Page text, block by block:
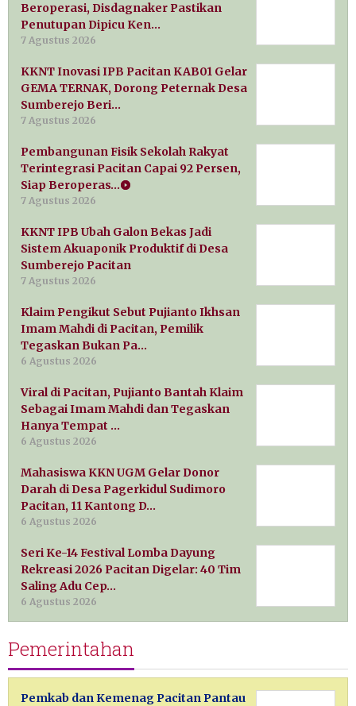
Beroperasi, Disdagnaker Pastikan
Penutupan Dipicu Ken…
7 Agustus 2026
KKNT Inovasi IPB Pacitan KAB01 Gelar
GEMA TERNAK, Dorong Peternak Desa
Sumberejo Beri…
7 Agustus 2026
Pembangunan Fisik Sekolah Rakyat
Terintegrasi Pacitan Capai 92 Persen,
Siap Beroperas…
7 Agustus 2026
KKNT IPB Ubah Galon Bekas Jadi
Sistem Akuaponik Produktif di Desa
Sumberejo Pacitan
7 Agustus 2026
Klaim Pengikut Sebut Pujianto Ikhsan
Imam Mahdi di Pacitan, Pemilik
Tegaskan Bukan Pa…
6 Agustus 2026
Viral di Pacitan, Pujianto Bantah Klaim
Sebagai Imam Mahdi dan Tegaskan
Hanya Tempat …
6 Agustus 2026
Mahasiswa KKN UGM Gelar Donor
Darah di Desa Pagerkidul Sudimoro
Pacitan, 11 Kantong D…
6 Agustus 2026
Seri Ke-14 Festival Lomba Dayung
Rekreasi 2026 Pacitan Digelar: 40 Tim
Saling Adu Cep…
6 Agustus 2026
Pemerintahan
Pemkab dan Kemenag Pacitan Pantau